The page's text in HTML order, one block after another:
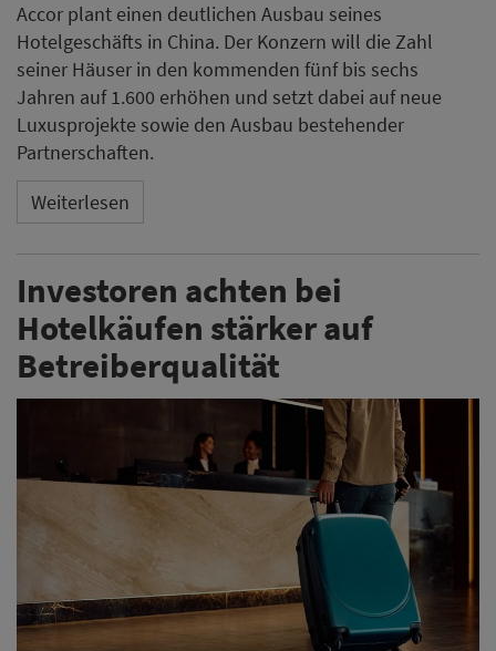
Accor plant einen deutlichen Ausbau seines
Hotelgeschäfts in China. Der Konzern will die Zahl
seiner Häuser in den kommenden fünf bis sechs
Jahren auf 1.600 erhöhen und setzt dabei auf neue
Luxusprojekte sowie den Ausbau bestehender
Partnerschaften.
Weiterlesen
Investoren achten bei
Hotelkäufen stärker auf
Betreiberqualität